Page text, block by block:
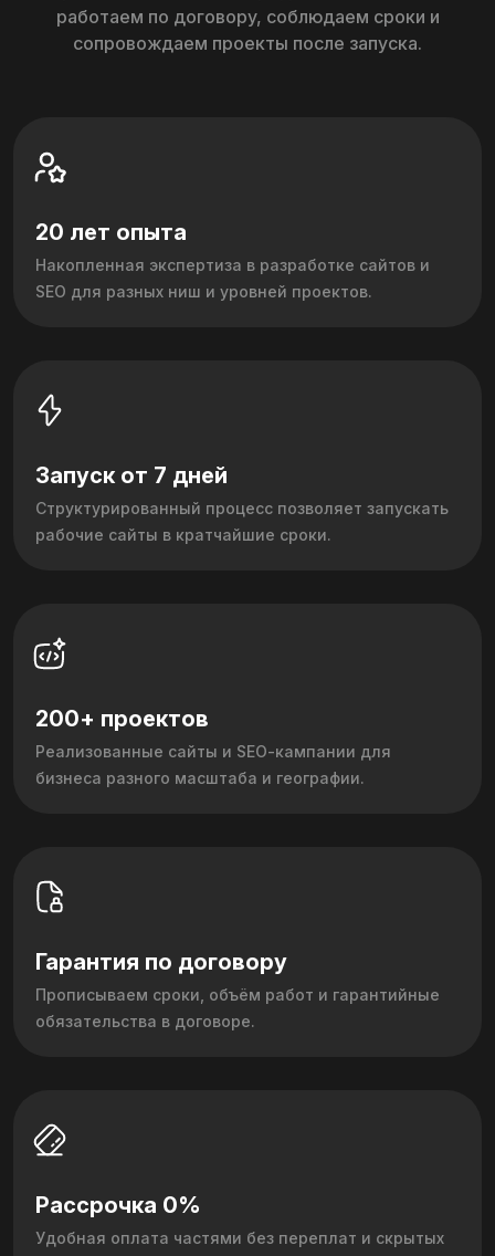
работаем по договору, соблюдаем сроки и
сопровождаем проекты после запуска.
20 лет опыта
Накопленная экспертиза в разработке сайтов и
SEO для разных ниш и уровней проектов.
Запуск от 7 дней
Структурированный процесс позволяет запускать
рабочие сайты в кратчайшие сроки.
200+ проектов
Реализованные сайты и SEO‑кампании для
бизнеса разного масштаба и географии.
Гарантия по договору
Прописываем сроки, объём работ и гарантийные
обязательства в договоре.
Рассрочка 0%
Удобная оплата частями без переплат и скрытых